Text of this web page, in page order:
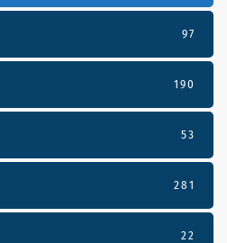
97
190
53
281
22